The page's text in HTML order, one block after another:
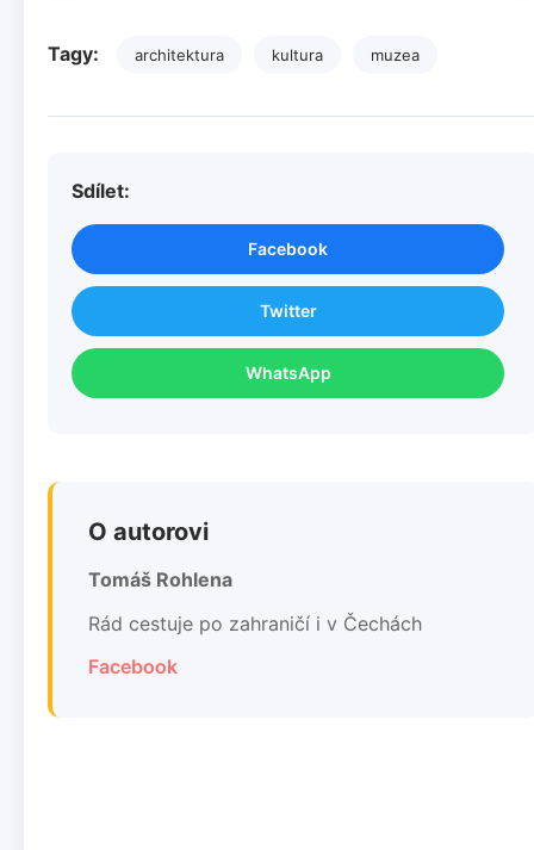
Tagy: architektura kultura muzea
Sdílet:
Facebook
Twitter
WhatsApp
O autorovi
Tomáš Rohlena
Rád cestuje po zahraničí i v Čechách
Facebook